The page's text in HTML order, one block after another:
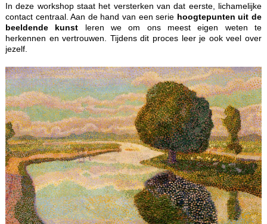
In deze workshop staat het versterken van dat eerste, lichamelijke
contact centraal. Aan de hand van een serie hoogtepunten uit de
beeldende kunst leren we om ons meest eigen weten te
herkennen en vertrouwen. Tijdens dit proces leer je ook veel over
jezelf.